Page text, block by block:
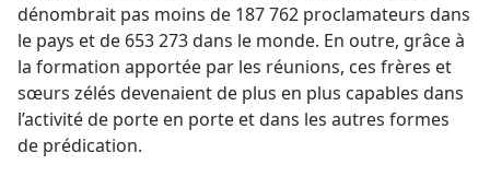
dénombrait pas moins de 187 762 proclamateurs dans
le pays et de 653 273 dans le monde. En outre, grâce à
la formation apportée par les réunions, ces frères et
sœurs zélés devenaient de plus en plus capables dans
l’activité de porte en porte et dans les autres formes
de prédication.